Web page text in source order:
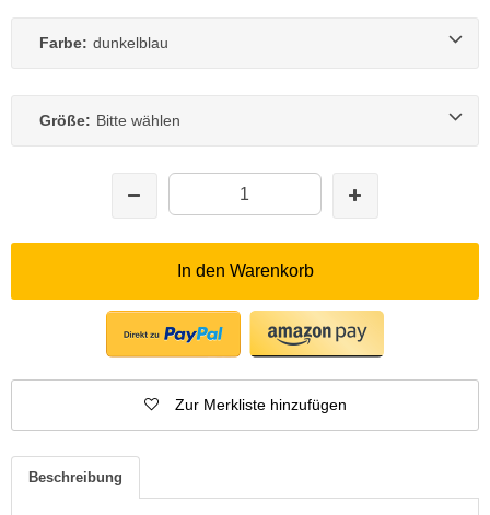
Farbe: dunkelblau
Größe: Bitte wählen
In den Warenkorb
Zur Merkliste hinzufügen
Beschreibung